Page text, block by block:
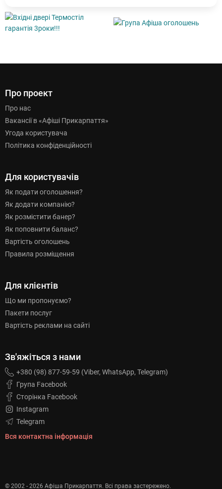
Про проект
Про нас
Вакансії в «Афіші Прикарпаття»
Угода користувача
Політика конфіденційності
Для користувачів
Як подати оголошення?
Як додати компанію?
Як розмістити банер?
Як поповнити баланс?
Вартість оголошень
Правила розміщення
Для клієнтів
Що ми пропонуємо?
Пакети послуг
Вартість реклами на сайті
Зв'яжіться з нами
+380 (98) 877-59-59 (Viber, WhatsApp, Telegram)
Група Facebook
Сторінка Facebook
Instagram
Telegram
Вся контактна інформація
© 2002 - 2026 Афіша Прикарпаття. Всі права застережено.